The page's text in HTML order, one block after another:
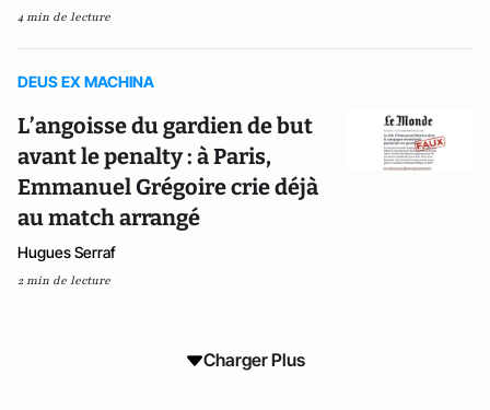
4 min de lecture
DEUS EX MACHINA
L’angoisse du gardien de but
avant le penalty : à Paris,
Emmanuel Grégoire crie déjà
au match arrangé
Hugues Serraf
2 min de lecture
Charger Plus